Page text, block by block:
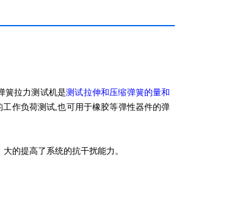
簧拉力测试机是测试拉伸和压缩弹簧的量和
作负荷测试,也可用于橡胶等弹性器件的弹
的提高了系统的抗干扰能力。